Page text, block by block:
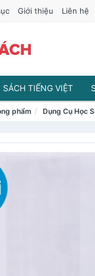
Giới thiệu Liên hệ
SÁCH TIẾNG VIỆT
phẩm Dụng Cụ Học